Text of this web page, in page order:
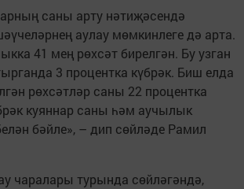
саны арту нәтиҗәсендә
аулау мөмкинлеге дә арта.
41 мең рөхсәт бирелгән. Бу узган
3 процентка күбрәк. Биш елда
рөхсәтләр саны 22 процентка
куяннар саны һәм аучылык
бәйле», – дип сөйләде Рамил
чаралары турында сөйләгәндә,